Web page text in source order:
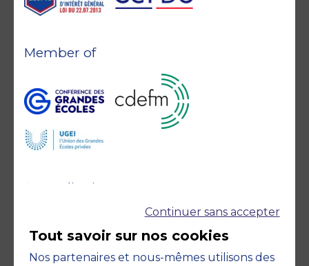
Accreditations
Member of
Continuer sans accepter
Tout savoir sur nos cookies
Nos partenaires et nous-mêmes utilisons des